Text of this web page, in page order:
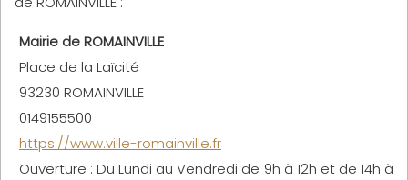
Mairie de ROMAINVILLE
Place de la Laïcité
93230 ROMAINVILLE
0149155500
https://www.ville-romainville.fr
Ouverture : Du Lundi au Vendredi de 9h à 12h et de 14h à